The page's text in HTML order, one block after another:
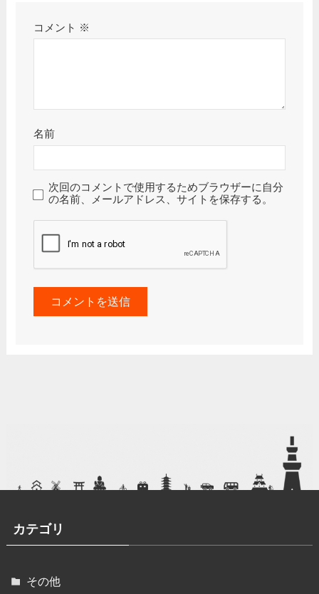
コメント ※
名前
次回のコメントで使用するためブラウザーに自分
の名前、メールアドレス、サイトを保存する。
カテゴリ
その他